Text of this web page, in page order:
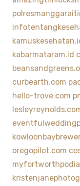
kabarmataram.id
curbearth.com
hello-trove.com
oregopilot.com